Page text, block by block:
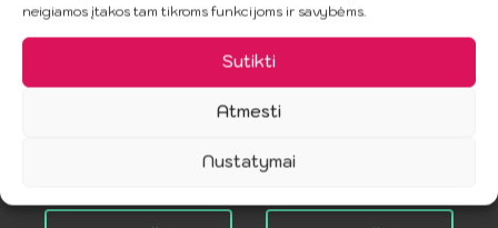
neigiamos įtakos tam tikroms funkcijoms ir savybėms.
Sutikti
Atmesti
Nustatymai
PENTHOUSE –
Prieskonis
12.99€
price
price
PENTHOUSE –
SEXY TINKLINĖS
KOJINĖS XL
price
was:
7.50
price
is: